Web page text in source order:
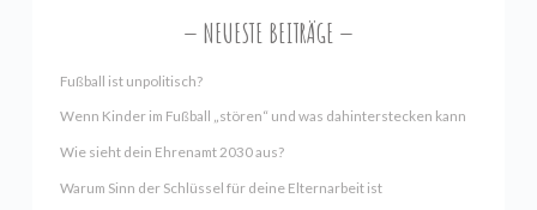
NEUESTE BEITRÄGE
Fußball ist unpolitisch?
Wenn Kinder im Fußball „stören“ und was dahinterstecken kann
Wie sieht dein Ehrenamt 2030 aus?
Warum Sinn der Schlüssel für deine Elternarbeit ist